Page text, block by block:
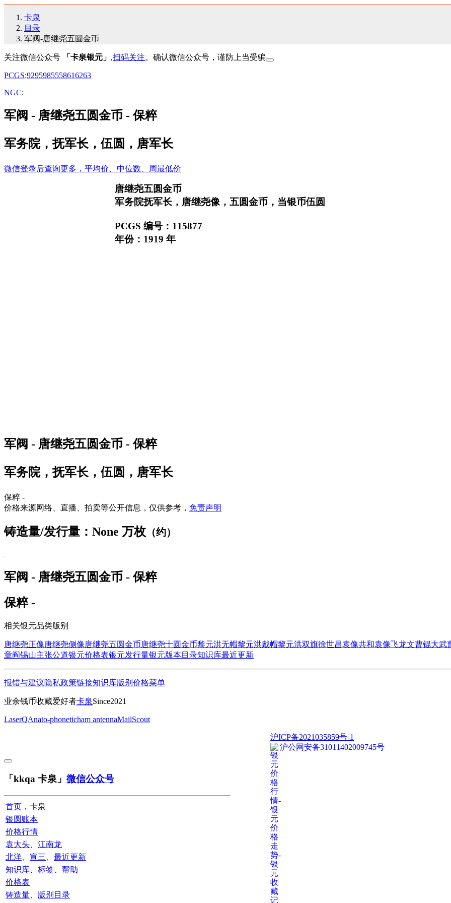
卡泉
目录
军阀-唐继尧五圆金币
关注微信公众号 「卡泉银元」 ,扫码关注。确认微信公众号，谨防上当受骗
PCGS:9295985558616263
NGC:
军阀 - 唐继尧五圆金币 - 保粹
军务院，抚军长，伍圆，唐军长
微信登录后查询更多，平均价、中位数、周最低价
唐继尧五圆金币
军务院抚军长，唐继尧像，五圆金币，当银币伍圆
PCGS 编号：115877
年份：1919 年
军阀 - 唐继尧五圆金币 - 保粹
军务院，抚军长，伍圆，唐军长
保粹 -
价格来源网络、直播、拍卖等公开信息，仅供参考， 免责声明
铸造量/发行量：None 万枚 （约）
军阀 - 唐继尧五圆金币 - 保粹
保粹 -
相关银元品类版别
唐继尧正像唐继尧侧像唐继尧五圆金币唐继尧十圆金币黎元洪无帽黎元洪戴帽黎元洪双旗徐世昌袁像共和袁像飞龙文曹锟大武
章阎锡山主张公道银元价格表银元发行量银元版本目录知识库最近更新
报错与建议隐私政策链接知识库版别 价格菜单
业余钱币收藏爱好者卡泉Since2021
LaserQAnato-phoneticham antennaMailScout
沪ICP备2021035859号-1
沪公网安备31011402009745号
「kkqa 卡泉」 微信公众号
首页 ，卡泉
银圆账本
价格行情
袁大头
江南龙
北洋
宣三
最近更新
知识库
标签
帮助
价格表
铸造量
版别目录